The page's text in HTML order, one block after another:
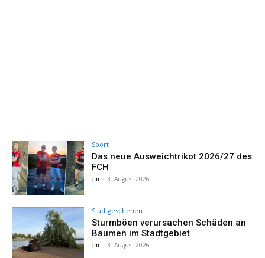
Sport
Das neue Ausweichtrikot 2026/27 des
FCH
cm - 3. August 2026
Stadtgeschehen
Sturmböen verursachen Schäden an
Bäumen im Stadtgebiet
cm - 3. August 2026